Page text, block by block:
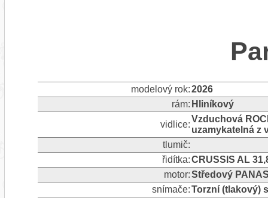
modelový rok:2026
rám: Hliníkový
vidlice:
Vzduchová
uzamykatelná z
tlumič:
řidítka:CRUSSIS AL
motor:Středový
snímače:Torzní (tlakový)